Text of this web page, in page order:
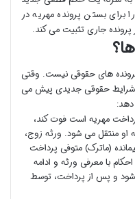
برای بستن پرونده مهریه در
پرونده جاری تثبیت می کند.
های حقوقی نیست. وقتی
شرایط حقوقی جدیدی پیش می
دهد:
مهریه است فوت کند،
او منتقل می شود. ورثه زوج،
(ماترک) متوفی پرداخت
با معرفی ورثه و ادامه
شود و پس از پرداخت، توسط